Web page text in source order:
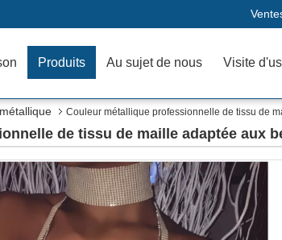
Produits Au sujet de nous Visite
Couleur métallique professionnelle de tissu de
de tissu de maille adaptée aux